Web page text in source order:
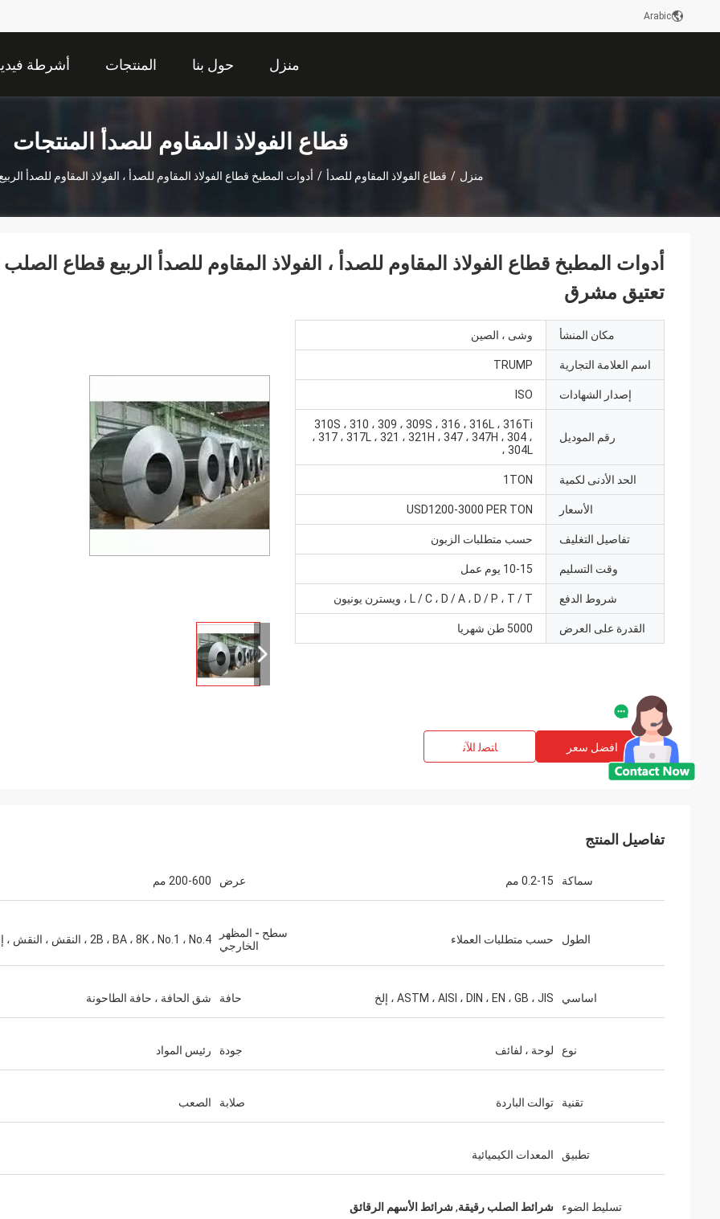
Arabic
منزل حول بنا المنتجات أشرطة
قطاع الفولاذ المقاوم للصدأ المنتجات
منزل / قطاع الفولاذ المقاوم للصدأ / أدوات المطبخ قطاع الفولاذ المقاوم للصدأ ، الفولاذ المقاوم للصدأ
أدوات المطبخ قطاع الفولاذ المقاوم للصدأ ، الفولاذ المقاوم للصدأ الربيع قطاع الصلب
تعتيق مشرق
مكان المنشأ وشى ، الصين
اسم العلامة التجارية TRUMP
إصدار الشهادات ISO
رقم الموديل
310S ، 310 ، 309 ، 309S ، 316 ، 316L ، 316Ti
، 317 ، 317L ، 321 ، 321H ، 347 ، 347H ، 304 ،
304L ،
الحد الأدنى لكمية 1TON
الأسعار USD1200-3000 PER TON
تفاصيل التغليف حسب متطلبات الزبون
وقت التسليم 10-15 يوم عمل
شروط الدفع L / C ، D / A ، D / P ، T / T ، ويسترن يونيون
القدرة على العرض 5000 طن شهريا
افضل سعر ﺎﺘﺼﻟ ﺍﻶﻧ
تفاصيل المنتج
سماكة 0.2-15 مم عرض 200-600 مم
الطول حسب متطلبات العملاء
سطح - المظهر
الخارجي
2B ، BA ، 8K ، No.1 ، No.4 ، النقش ، النقش ، إلخ
اساسي ASTM ، AISI ، DIN ، EN ، GB ، JIS ، إلخ حافة شق الحافة ، حافة الطاحونة
نوع لوحة ، لفائف جودة رئيس المواد
تقنية توالت الباردة صلابة الصعب
تطبيق المعدات الكيميائية
تسليط الضوء شرائط الصلب رقيقة,شرائط الأسهم الرقائق